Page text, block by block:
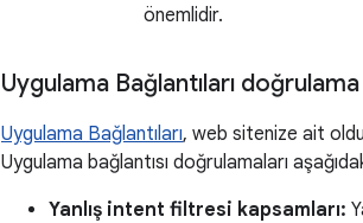
önemlidir.
Uygulama Bağlantıları
Uygulama Bağlantıları, web sitenize ait
Uygulama bağlantısı doğrulamaları
Yanlış intent filtresi kapsamları: